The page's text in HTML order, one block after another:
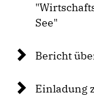
See"
Bericht
Einladung